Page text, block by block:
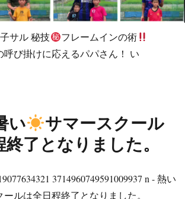
サル 秘技
フレームインの術
呼び掛けに応えるパパさん！ い
い
サマースクール
了となりました。